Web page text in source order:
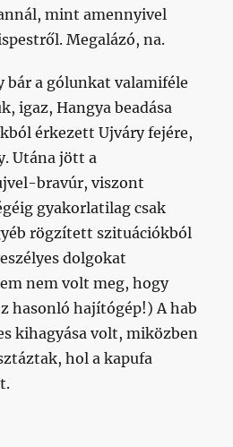
mint amennyivel
Megalázó, na.
bár a gólunkat valamiféle
igaz, Hangya beadása
érkezett Ujváry fejére,
Utána jött a
bravúr, viszont
gyakorlatilag csak
rögzített szituációkból
dolgokat
nem volt meg, hogy
hasonló hajítógép!) A hab
kihagyása volt, miközben
hol a kapufa
de sokkal több kell a